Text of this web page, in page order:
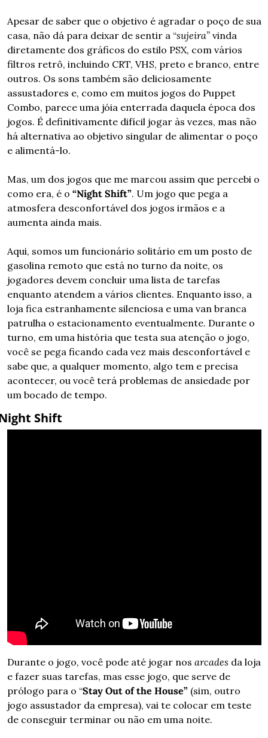
Apesar de saber que o objetivo é agradar o poço de sua
casa, não dá para deixar de sentir a “sujeira” vinda
diretamente dos gráficos do estilo PSX, com vários
filtros retrô, incluindo CRT, VHS, preto e branco, entre
outros. Os sons também são deliciosamente
assustadores e, como em muitos jogos do Puppet
Combo, parece uma jóia enterrada daquela época dos
jogos. É definitivamente difícil jogar às vezes, mas não
há alternativa ao objetivo singular de alimentar o poço
e alimentá-lo.
Mas, um dos jogos que me marcou assim que percebi o
como era, é o “Night Shift”. Um jogo que pega a
atmosfera desconfortável dos jogos irmãos e a
aumenta ainda mais.
Aqui, somos um funcionário solitário em um posto de
gasolina remoto que está no turno da noite, os
jogadores devem concluir uma lista de tarefas
enquanto atendem a vários clientes. Enquanto isso, a
loja fica estranhamente silenciosa e uma van branca
patrulha o estacionamento eventualmente. Durante o
turno, em uma história que testa sua atenção o jogo,
você se pega ficando cada vez mais desconfortável e
sabe que, a qualquer momento, algo tem e precisa
acontecer, ou você terá problemas de ansiedade por
um bocado de tempo.
Shift
Durante o jogo, você pode até jogar nos arcades da loja
e fazer suas tarefas, mas esse jogo, que serve de
prólogo para o “Stay Out of the House” (sim, outro
jogo assustador da empresa), vai te colocar em teste
de conseguir terminar ou não em uma noite.